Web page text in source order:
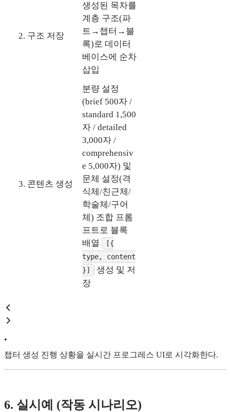
2. 구조 저장
생성된 목차를
계층 구조(파
트→챕터→블
록)로 데이터
베이스에 순차
삽입
3. 콘텐츠 생성
분량 설정
(brief 500자 /
standard 1,500
자 / detailed
3,000자 /
comprehensiv
e 5,000자) 및
문체 설정(격
식체/친근체/
학술체/구어
체) 조합 프롬
프트로 블록
배열
[{
type, content
}]
생성 및 저
장
•
챕터 생성 진행 상황을 실시간 프로그레스 UI로 시각화한다.
6. 실시예 (작동 시나리오)